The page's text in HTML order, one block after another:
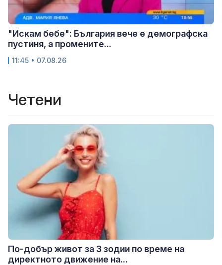
"Искам бебе": България вече е демографска
пустиня, а промените...
11:45 • 07.08.26
Четени
По-добър живот за 3 зодии по време на
директното движение на...